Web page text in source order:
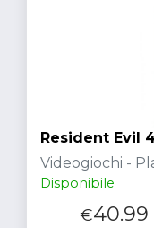
Resident Evil
Videogiochi -
Disponibile
€40.99